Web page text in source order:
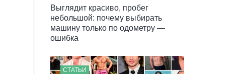
Выглядит красиво, пробег
небольшой: почему выбирать
машину только по одометру —
ошибка
СТАТЬИ